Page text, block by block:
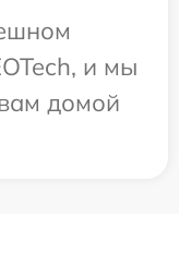
и мы
домой